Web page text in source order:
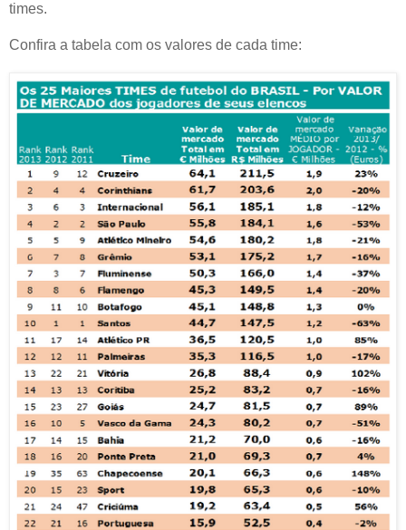
times.
Confira a tabela com os valores de cada time: